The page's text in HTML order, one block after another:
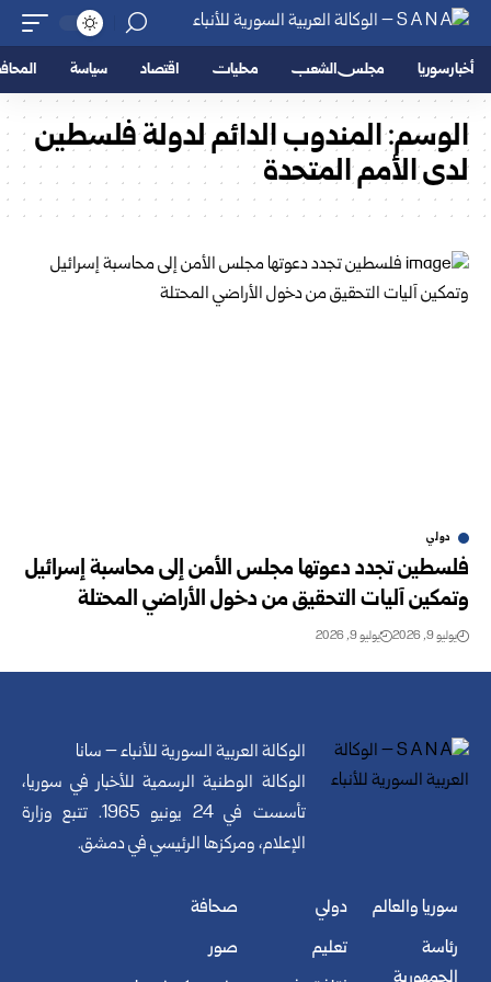
أخبار سوريا مجلس الشعب محليات اقتصاد سياسة
الوسم:المندوب الدائم لدولة فلسطين
لدى الأمم المتحدة
دولي
فلسطين تجدد دعوتها مجلس الأمن إلى محاسبة إسرائيل
وتمكين آليات التحقيق من دخول الأراضي المحتلة
يوليو 9, 2026 يوليو 9, 2026
الوكالة العربية السورية للأنباء – سانا
الوكالة الوطنية الرسمية للأخبار في سوريا،
تأسست في 24 يونيو 1965. تتبع وزارة
الإعلام، ومركزها الرئيسي في دمشق.
سوريا والعالم
رئاسة
دولي
تعليم
صحافة
صور